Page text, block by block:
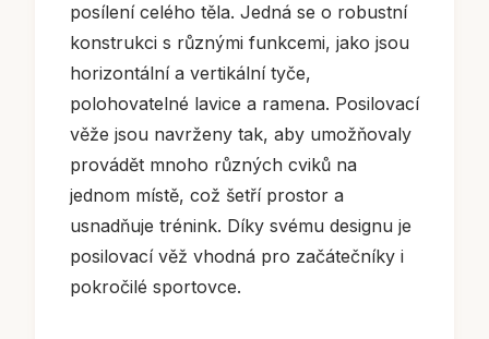
posílení celého těla. Jedná se o robustní
konstrukci s různými funkcemi, jako jsou
horizontální a vertikální tyče,
polohovatelné lavice a ramena. Posilovací
věže jsou navrženy tak, aby umožňovaly
provádět mnoho různých cviků na
jednom místě, což šetří prostor a
usnadňuje trénink. Díky svému designu je
posilovací věž vhodná pro začátečníky i
pokročilé sportovce.